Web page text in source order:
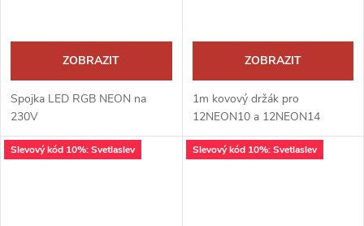
ZOBRAZIT
Spojka LED RGB NEON na
230V
ZOBRAZIT
1m kovový držák pro
12NEON10 a 12NEON14
Slevový kód 10%: Svetlaslev Slevový kód 10%: Svetlaslev